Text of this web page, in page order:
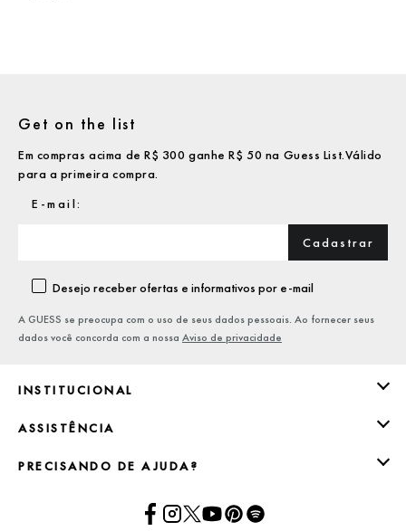
INSTITUCIONAL
ASSISTÊNCIA
PRECISANDO DE AJUDA?
Get on the list
Em compras acima de R$ 300 ganhe R$ 50 na Guess List.Válido
para a primeira compra.
Cadastrar
Desejo receber ofertas e informativos por e-mail
A GUESS se preocupa com o uso de seus dados pessoais. Ao fornecer seus
dados você concorda com a nossa Aviso de privacidade